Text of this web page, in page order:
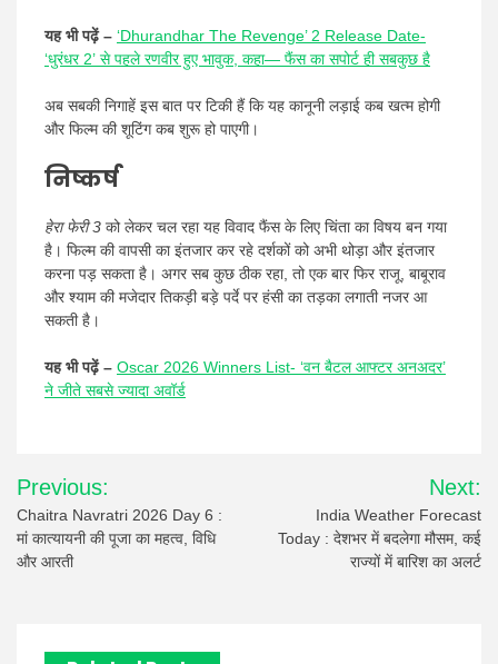
यह भी पढ़ें – ‘Dhurandhar The Revenge’ 2 Release Date-
‘धुरंधर 2’ से पहले रणवीर हुए भावुक, कहा— फैंस का सपोर्ट ही सबकुछ है
अब सबकी निगाहें इस बात पर टिकी हैं कि यह कानूनी लड़ाई कब खत्म होगी
और फिल्म की शूटिंग कब शुरू हो पाएगी।
निष्कर्ष
हेरा फेरी 3 को लेकर चल रहा यह विवाद फैंस के लिए चिंता का विषय बन गया
है। फिल्म की वापसी का इंतजार कर रहे दर्शकों को अभी थोड़ा और इंतजार
करना पड़ सकता है। अगर सब कुछ ठीक रहा, तो एक बार फिर राजू, बाबूराव
और श्याम की मजेदार तिकड़ी बड़े पर्दे पर हंसी का तड़का लगाती नजर आ
सकती है।
यह भी पढ़ें – Oscar 2026 Winners List- ‘वन बैटल आफ्टर अनअदर’
ने जीते सबसे ज्यादा अवॉर्ड
Post
navigation
Previous:
Chaitra Navratri 2026 Day 6 :
मां कात्यायनी की पूजा का महत्व, विधि
और आरती
Next:
India Weather Forecast
Today : देशभर में बदलेगा मौसम, कई
राज्यों में बारिश का अलर्ट